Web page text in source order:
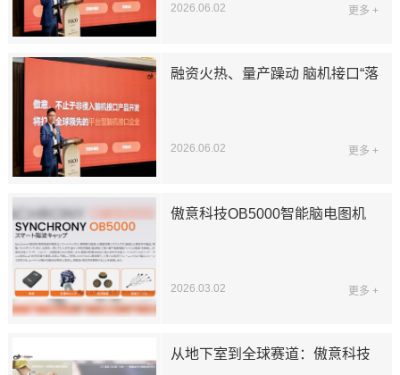
2026.06.02 更多 +
融资火热、量产躁动 脑机接口“落
2026.06.02 更多 +
傲意科技OB5000智能脑电图机
2026.03.02 更多 +
从地下室到全球赛道：傲意科技